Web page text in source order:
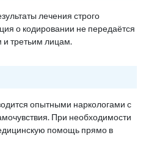
лечения строго
о кодировании не передаётся
и третьим лицам.
опытными наркологами с
При необходимости
помощь прямо в